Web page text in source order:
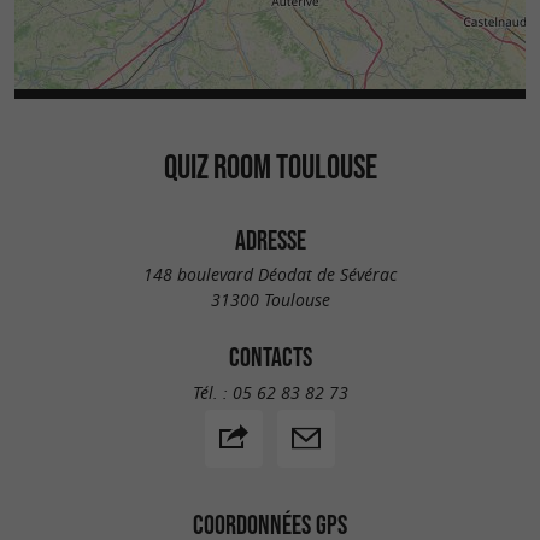
QUIZ ROOM TOULOUSE
ADRESSE
148 boulevard Déodat de Sévérac
31300 Toulouse
CONTACTS
Tél. : 05 62 83 82 73
COORDONNÉES GPS